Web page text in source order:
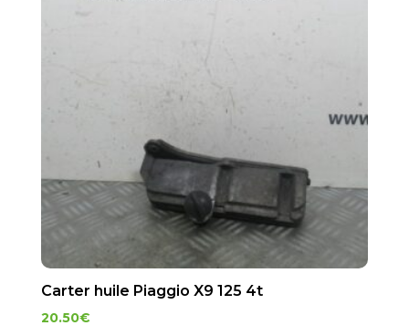
Carter huile Piaggio X9 125 4t
20.50€